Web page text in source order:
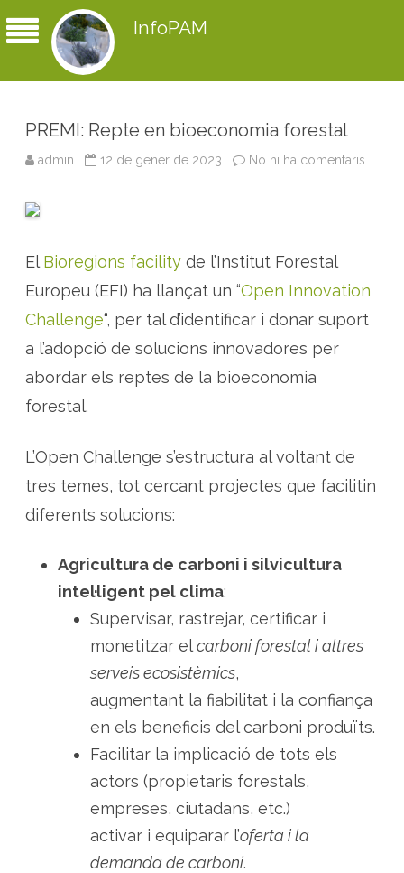
InfoPAM
PREMI: Repte en bioeconomia forestal
admin 12 de gener de 2023 No hi ha comentaris
t
e
e
n
o
El Bioregions facility de l’Institut Forestal
Europeu (EFI) ha llançat un “Open Innovation
Challenge“, per tal d’identificar i donar suport
a l’adopció de solucions innovadores per
abordar els reptes de la bioeconomia
forestal.
L’Open Challenge s’estructura al voltant de
tres temes, tot cercant projectes que facilitin
diferents solucions:
Agricultura de carboni i silvicultura
intel·ligent pel clima:
Supervisar, rastrejar, certificar i
monetitzar elcarboni forestal i altres
serveis ecosistèmics,
augmentant la fiabilitat i la confiança
en els beneficis del carboni produïts.
Facilitar la implicació de tots els
actors (propietaris forestals,
empreses, ciutadans, etc.)
activar i equiparar l’oferta i la
demanda de carboni.